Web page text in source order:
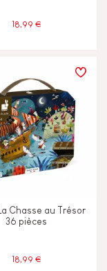
18,99 €
Chasse au Trésor
36 pièces
18,99 €